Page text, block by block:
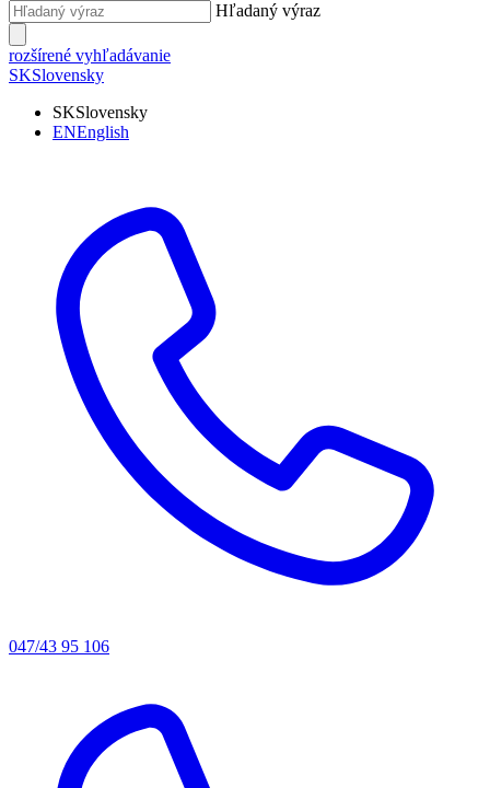
Hľadaný výraz
rozšírené vyhľadávanie
SKSlovensky
SKSlovensky
ENEnglish
047/43 95 106